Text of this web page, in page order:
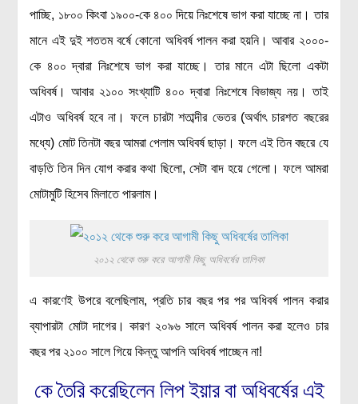
পাচ্ছি, ১৮০০ কিংবা ১৯০০-কে ৪০০ দিয়ে নিঃশেষে ভাগ করা যাচ্ছে না। তার
মানে এই দুই শততম বর্ষে কোনো অধিবর্ষ পালন করা হয়নি। আবার ২০০০-
কে ৪০০ দ্বারা নিঃশেষে ভাগ করা যাচ্ছে। তার মানে এটা ছিলো একটা
অধিবর্ষ। আবার ২১০০ সংখ্যাটি ৪০০ দ্বারা নিঃশেষে বিভাজ্য নয়। তাই
এটাও অধিবর্ষ হবে না। ফলে চারটা শতাব্দীর ভেতর (অর্থাৎ চারশত বছরের
মধ্যে) মোট তিনটা বছর আমরা পেলাম অধিবর্ষ ছাড়া। ফলে এই তিন বছরে যে
বাড়তি তিন দিন যোগ করার কথা ছিলো, সেটা বাদ হয়ে গেলো। ফলে আমরা
মোটামুটি হিসেব মিলাতে পারলাম।
২০১২ থেকে শুরু করে আগামী কিছু অধিবর্ষের তালিকা
এ কারণেই উপরে বলেছিলাম, প্রতি চার বছর পর পর অধিবর্ষ পালন করার
ব্যাপারটা মোটা দাগের। কারণ ২০৯৬ সালে অধিবর্ষ পালন করা হলেও চার
বছর পর ২১০০ সালে গিয়ে কিন্তু আপনি অধিবর্ষ পাচ্ছেন না!
কে তৈরি করেছিলেন লিপ ইয়ার বা অধিবর্ষের এই